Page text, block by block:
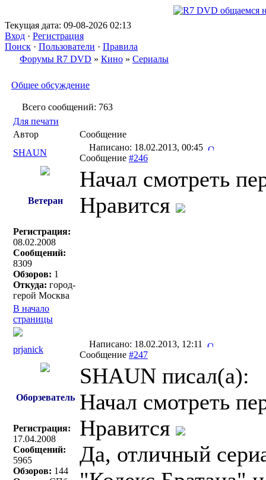
Текущая дата: 09-08-2026 02:13
Вход · Регистрация
Поиск · Пользователи · Правила
Форумы R7 DVD » Кино » Сериалы
Общее обсуждение
Всего сообщений: 763
Для печати
Автор
Сообщение
SHAUN
Написано: 18.02.2013, 00:45
Сообщение #246
Ветеран
Регистрация:
08.02.2008
Сообщений:
8309
Обзоров: 1
Откуда: город-
герой Москва
Начал смотреть
Нравится
В начало
страницы
prjanick
Написано: 18.02.2013, 12:11
Сообщение #247
Оборзеватель
Регистрация:
17.04.2008
Сообщений:
5965
Обзоров: 144
SHAUN писал(a):
Начал смотреть
Нравится
Да, отличный